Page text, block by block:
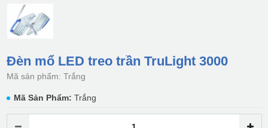
Đèn mổ LED treo trần TruLight 3000
Mã sản phẩm: Trắng
Mã Sản Phẩm: Trắng